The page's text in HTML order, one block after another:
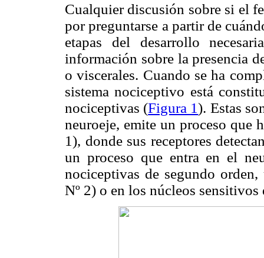
Cualquier discusión sobre si el
por preguntarse a partir de
etapas del desarrollo
información sobre la presencia
o viscerales. Cuando se ha
sistema nociceptivo está
nociceptivas (Figura 1). Estas
neuroeje, emite un proceso que
1), donde sus receptores
un proceso que entra en el
nociceptivas de segundo
Nº 2) o en los núcleos sensitivos